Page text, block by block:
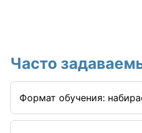
Часто
Формат обучения: